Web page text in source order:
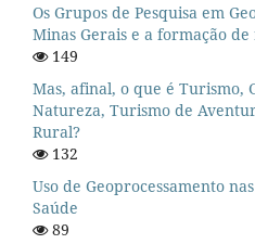
Os Grupos de Pesquisa em
Minas Gerais e a formação de
149
Mas, afinal, o que é Turismo,
Natureza, Turismo de
Rural?
132
Uso de Geoprocessamento
Saúde
89